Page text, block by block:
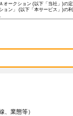
オークション (以下「当社」)の
ョン」 (以下「本サービス」)の
て満たした者を本サービスの会
た者
情報を当社へ提出した者
下の各号のいずれかに当てはま
されることがあります。
るものとします。
被後見人、被保佐人若しくは被
、業態等）